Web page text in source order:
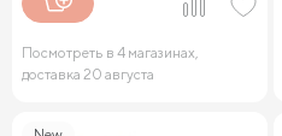
Посмотреть в 4 магазинах,
доставка 20 августа